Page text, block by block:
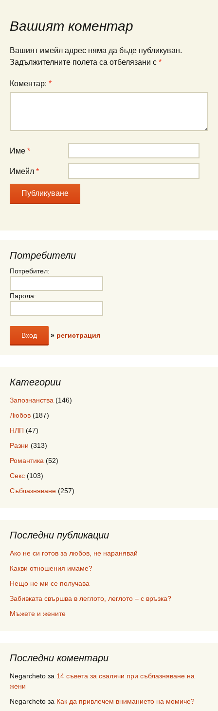
Вашият коментар
Вашият имейл адрес няма да бъде публикуван.
Задължителните полета са отбелязани с *
Коментар: *
Име *
Имейл *
Потребители
Потребител:
Парола:
» регистрация
Категории
Запознанства (146)
Любов (187)
НЛП (47)
Разни (313)
Романтика (52)
Секс (103)
Съблазняване (257)
Последни публикации
Ако не си готов за любов, не наранявай
Какви отношения имаме?
Нещо не ми се получава
Забивката свършва в леглото, леглото – с връзка?
Мъжете и жените
Последни коментари
Negarcheto за 14 съвета за свалячи при съблазняване на
жени
Negarcheto за Как да привлечем вниманието на момиче?